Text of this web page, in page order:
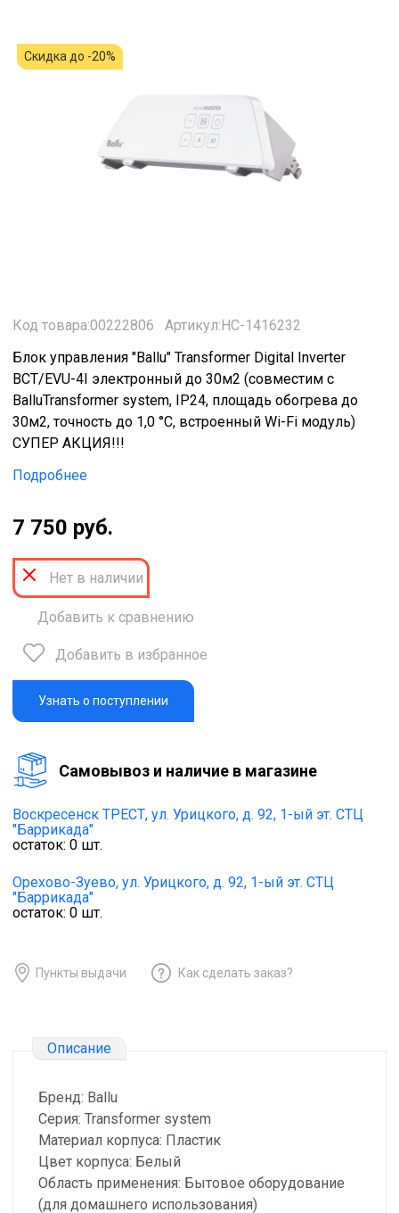
Скидка до -20%
Код товара:00222806
Артикул:HC-1416232
Блок управления "Ballu" Transformer Digital Inverter
BCT/EVU-4I электронный до 30м2 (совместим с
BalluTransformer system, IP24, площадь обогрева до
30м2, точность до 1,0 °С, встроенный Wi-Fi модуль)
СУПЕР АКЦИЯ!!!
Подробнее
7 750 руб.
Нет в наличии
Добавить к сравнению
Добавить в избранное
Узнать о поступлении
Cамовывоз и наличие в магазине
Воскресенск ТРЕСТ, ул. Урицкого, д. 92, 1-ый эт. СТЦ
"Баррикада"
остаток: 0 шт.
Орехово-Зуево, ул. Урицкого, д. 92, 1-ый эт. СТЦ
"Баррикада"
остаток: 0 шт.
Пункты выдачи Как сделать заказ?
Описание
Бренд: Ballu
Серия: Transformer system
Материал корпуса: Пластик
Цвет корпуса: Белый
Область применения: Бытовое оборудование
(для домашнего использования)